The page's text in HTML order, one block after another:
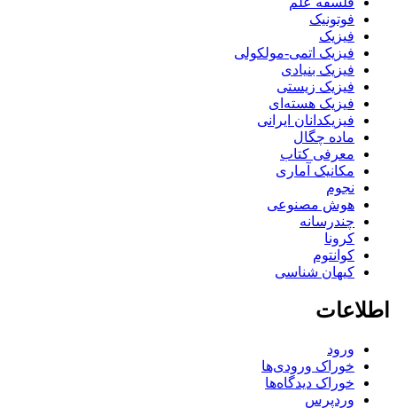
فوتونیک
فیزیک
فیزیک اتمی-مولکولی
فیزیک بنیادی
فیزیک زیستی
فیزیک هسته‌ای
فیزیکدانان ایرانی
ماده چگال
معرفی کتاب
مکانیک آماری
نجوم
هوش مصنوعی
چندرسانه
کرونا
کوانتوم
کیهان شناسی
ورود
خوراک ورودی‌ها
خوراک دیدگاه‌ها
وردپرس